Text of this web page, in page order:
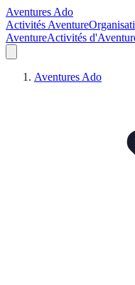
Aventures Ado
Activités Aventure
AventureActivités
Aventures Ado